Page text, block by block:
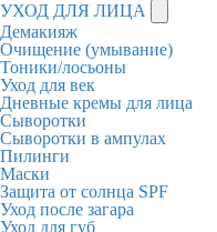
УХОД ДЛЯ ЛИЦА
Демакияж
Очищение (умывание)
Тоники/лосьоны
Уход для век
Дневные кремы для лица
Сыворотки
Сыворотки в ампулах
Пилинги
Маски
Защита от солнца SPF
Уход после загара
Уход для губ